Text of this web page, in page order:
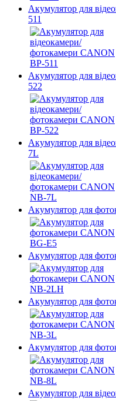
Акумулятор для
511
Акумулятор для
522
Акумулятор для
7L
Акумулятор для
Акумулятор для
Акумулятор для
Акумулятор для
Акумулятор для